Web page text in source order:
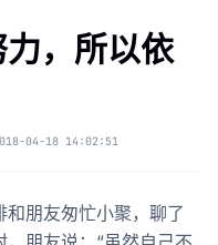
，所以依
04-18 14:02:51
朋友匆忙小聚，聊了